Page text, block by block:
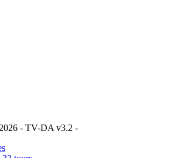
- TV-DA v3.2 -